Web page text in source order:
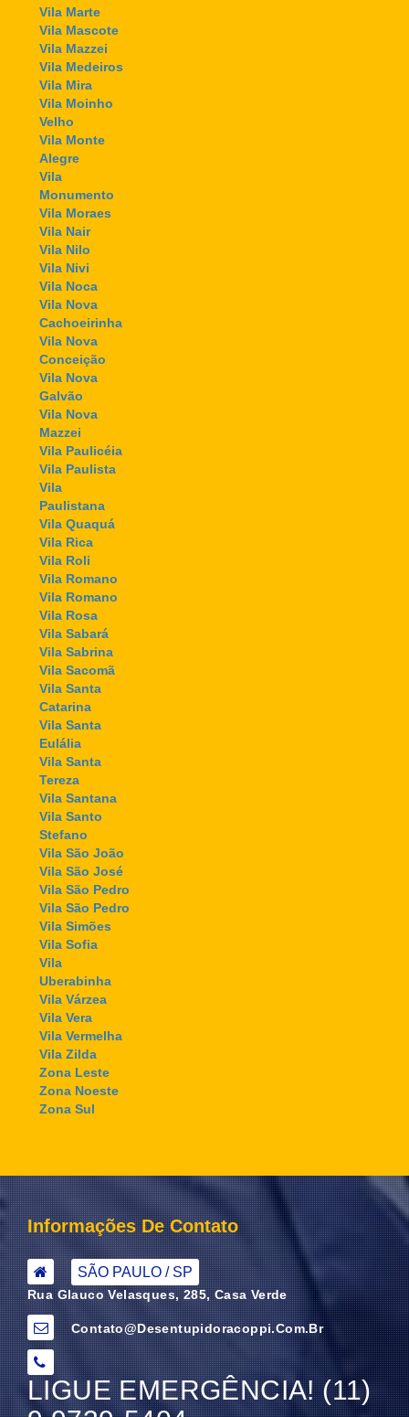
Vila Marte
Vila Mascote
Vila Mazzei
Vila Medeiros
Vila Mira
Vila Moinho
Velho
Vila Monte
Alegre
Vila
Monumento
Vila Moraes
Vila Nair
Vila Nilo
Vila Nivi
Vila Noca
Vila Nova
Cachoeirinha
Vila Nova
Conceição
Vila Nova
Galvão
Vila Nova
Mazzei
Vila Paulicéia
Vila Paulista
Vila
Paulistana
Vila Quaquá
Vila Rica
Vila Roli
Vila Romano
Vila Romano
Vila Rosa
Vila Sabará
Vila Sabrina
Vila Sacomã
Vila Santa
Catarina
Vila Santa
Eulália
Vila Santa
Tereza
Vila Santana
Vila Santo
Stefano
Vila São João
Vila São José
Vila São Pedro
Vila São Pedro
Vila Simões
Vila Sofia
Vila
Uberabinha
Vila Várzea
Vila Vera
Vila Vermelha
Vila Zilda
Zona Leste
Zona Noeste
Zona Sul
Informações De Contato
SÃO PAULO / SP
Rua Glauco Velasques, 285, Casa Verde
Contato@desentupidoracoppi.com.br
LIGUE EMERGÊNCIA! (11)